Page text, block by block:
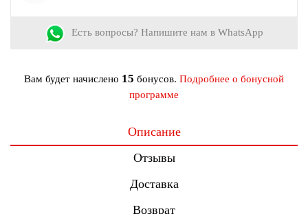
Есть вопросы? Напишите нам в WhatsApp
Вам будет начислено 15 бонусов. Подробнее о бонусной
программе
Описание
Отзывы
Доставка
Возврат